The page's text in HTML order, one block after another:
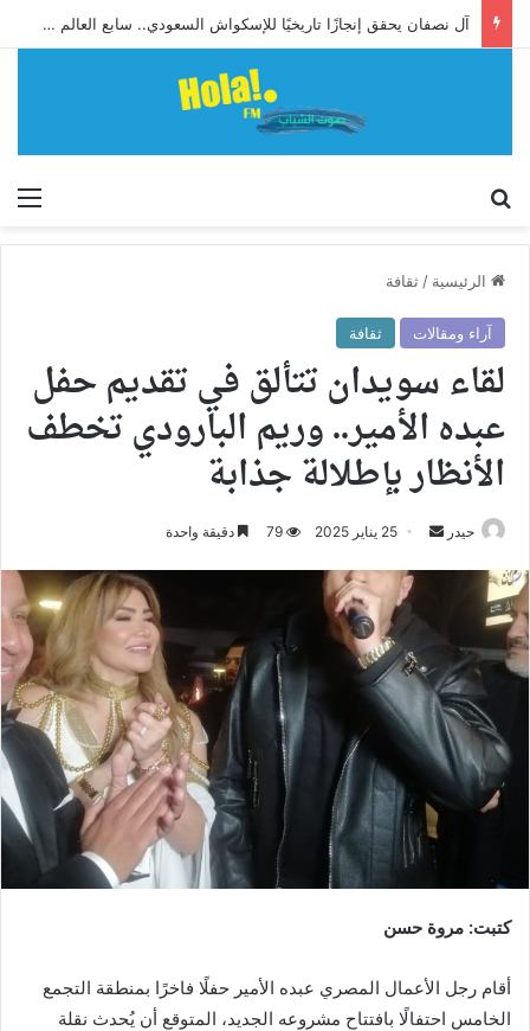
آل نصفان يحقق إنجازًا تاريخيًا للإسكواش السعودي.. سابع العالم وأول آسيوي يبلغ ربع نهائي بطولة العالم للشباب
الرئيسية / ثقافة
آراء ومقالات ثقافة
لقاء سويدان تتألق في تقديم حفل
عبده الأمير.. وريم البارودي تخطف
الأنظار بإطلالة جذابة
حيدر
أرسل
إلكترونيا
25 يناير 2025 79 دقيقة واحدة
كتبت: مروة حسن
أقام رجل الأعمال المصري عبده الأمير حفلًا فاخرًا بمنطقة التجمع
الخامس احتفالًا بافتتاح مشروعه الجديد، المتوقع أن يُحدث نقلة